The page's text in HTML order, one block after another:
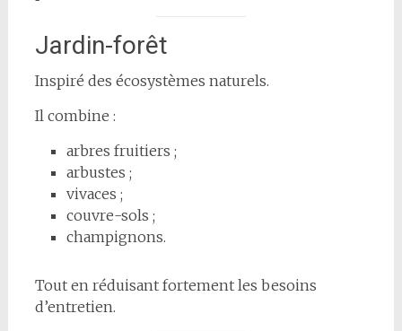
Jardin-forêt
Inspiré des écosystèmes naturels.
Il combine :
arbres fruitiers ;
arbustes ;
vivaces ;
couvre-sols ;
champignons.
Tout en réduisant fortement les besoins
d’entretien.